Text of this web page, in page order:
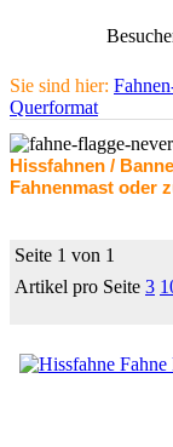
Sie sind hier:
Querformat
Hissfahnen /
Fahnenmast oder
Seite 1 von 1
Artikel pro Seite 3